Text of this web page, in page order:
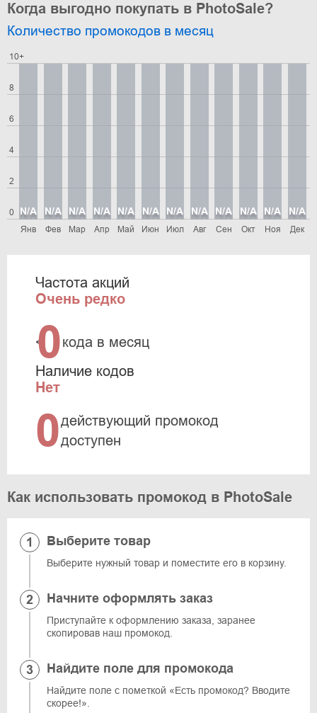
Когда выгодно покупать в PhotoSale?
Количество промокодов в месяц
0
2
4
6
8
10+
Янв
N/A
Фев
N/A
Мар
N/A
Апр
N/A
Май
N/A
Июн
N/A
Июл
N/A
Авг
N/A
Сен
N/A
Окт
N/A
Ноя
N/A
Дек
N/A
Частота акций
Очень редко
<0кода в месяц
Наличие кодов
Нет
0действующий промокод
доступен
Как использовать промокод в PhotoSale
Выберите товар
Выберите нужный товар и поместите его в корзину.
Начните оформлять заказ
Приступайте к оформлению заказа, заранее
скопировав наш промокод.
Найдите поле для промокода
Найдите поле с пометкой «Есть промокод? Вводите
скорее!».